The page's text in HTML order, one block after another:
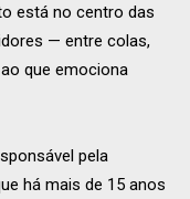
está no centro das
— entre colas,
que emociona
pela
há mais de 15 anos